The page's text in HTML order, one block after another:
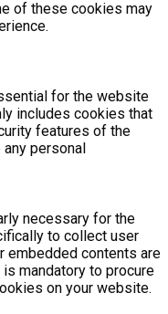
of these cookies may
for the website
includes cookies that
features of the
personal
necessary for the
to collect user
embedded contents are
mandatory to procure
on your website.